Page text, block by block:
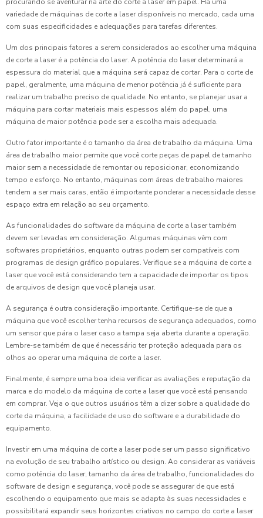
variedade de máquinas de corte a laser disponíveis no mercado, cada uma
com suas especificidades e adequações para tarefas diferentes.
Um dos principais fatores a serem considerados ao escolher uma máquina
de corte a laser é a potência do laser. A potência do laser determinará a
espessura do material que a máquina será capaz de cortar. Para o corte de
papel, geralmente, uma máquina de menor potência já é suficiente para
realizar um trabalho preciso de qualidade. No entanto, se planejar usar a
máquina para cortar materiais mais espessos além do papel, uma
máquina de maior potência pode ser a escolha mais adequada.
Outro fator importante é o tamanho da área de trabalho da máquina. Uma
área de trabalho maior permite que você corte peças de papel de tamanho
maior sem a necessidade de remontar ou reposicionar, economizando
tempo e esforço. No entanto, máquinas com áreas de trabalho maiores
tendem a ser mais caras, então é importante ponderar a necessidade desse
espaço extra em relação ao seu orçamento.
As funcionalidades do software da máquina de corte a laser também
devem ser levadas em consideração. Algumas máquinas vêm com
softwares proprietários, enquanto outras podem ser compatíveis com
programas de design gráfico populares. Verifique se a máquina de corte a
laser que você está considerando tem a capacidade de importar os tipos
de arquivos de design que você planeja usar.
A segurança é outra consideração importante. Certifique-se de que a
máquina que você escolher tenha recursos de segurança adequados, como
um sensor que pára o laser caso a tampa seja aberta durante a operação.
Lembre-se também de que é necessário ter proteção adequada para os
olhos ao operar uma máquina de corte a laser.
Finalmente, é sempre uma boa ideia verificar as avaliações e reputação da
marca e do modelo da máquina de corte a laser que você está pensando
em comprar. Veja o que outros usuários têm a dizer sobre a qualidade do
corte da máquina, a facilidade de uso do software e a durabilidade do
equipamento.
Investir em uma máquina de corte a laser pode ser um passo significativo
na evolução de seu trabalho artístico ou design. Ao considerar as variáveis
como potência do laser, tamanho da área de trabalho, funcionalidades do
software de design e segurança, você pode se assegurar de que está
escolhendo o equipamento que mais se adapta às suas necessidades e
possibilitará expandir seus horizontes criativos no campo do corte a laser